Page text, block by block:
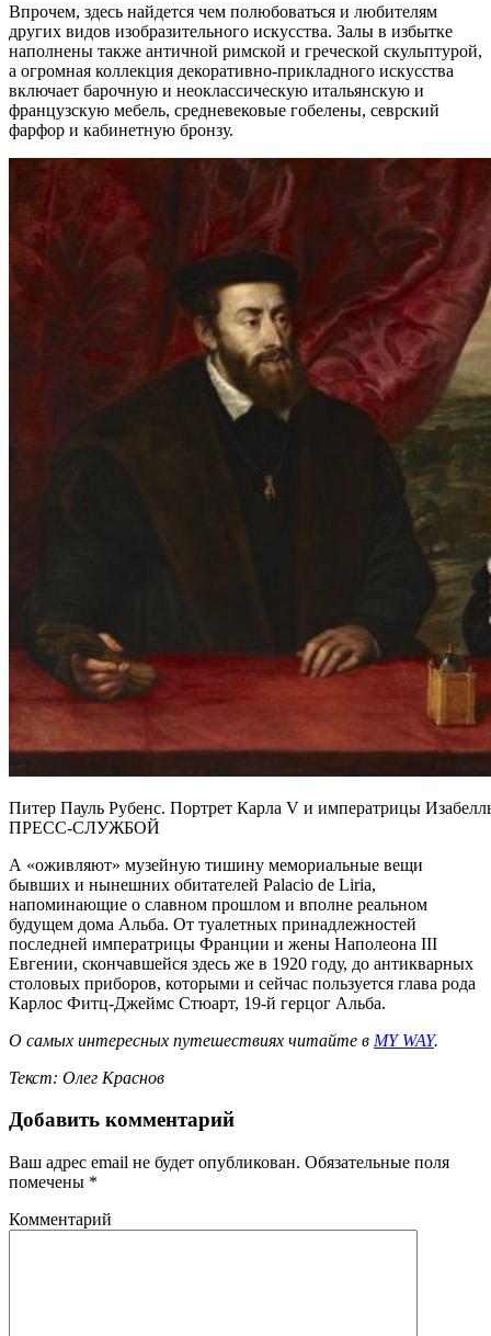
Впрочем, здесь найдется чем полюбоваться и любителям
других видов изобразительного искусства. Залы в избытке
наполнены также античной римской и греческой скульптурой,
а огромная коллекция декоративно-прикладного искусства
включает барочную и неоклассическую итальянскую и
французскую мебель, средневековые гобелены, севрский
фарфор и кабинетную бронзу.
Питер Пауль Рубенс. Портрет Карла V и императрицы
ПРЕСС-СЛУЖБОЙ
А «оживляют» музейную тишину мемориальные вещи
бывших и нынешних обитателей Palacio de Liria,
напоминающие о славном прошлом и вполне реальном
будущем дома Альба. От туалетных принадлежностей
последней императрицы Франции и жены Наполеона III
Евгении, скончавшейся здесь же в 1920 году, до антикварных
столовых приборов, которыми и сейчас пользуется глава рода
Карлос Фитц-Джеймс Стюарт, 19-й герцог Альба.
О самых интересных путешествиях читайте в MY WAY.
Текст: Олег Краснов
Добавить комментарий
Ваш адрес email не будет опубликован. Обязательные поля
помечены *
Комментарий